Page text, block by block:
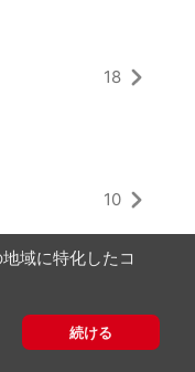
18
10
域に特化したコ
続ける